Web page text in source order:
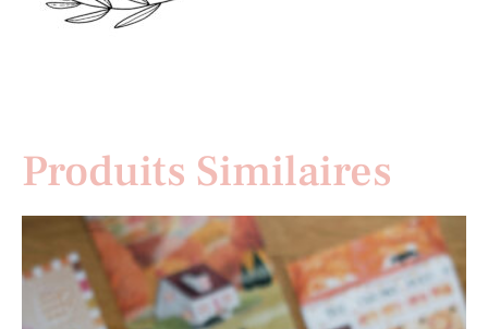
Produits Similaires